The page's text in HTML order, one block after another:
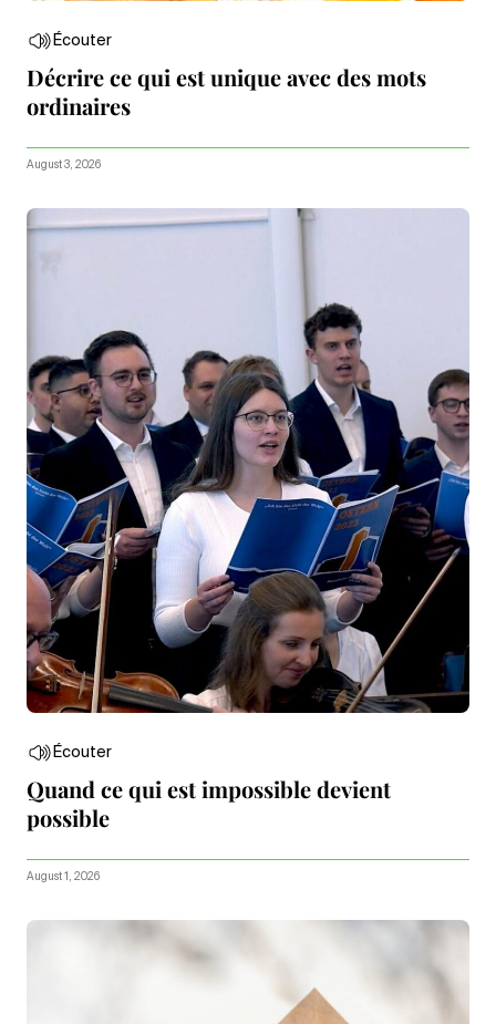
Écouter
Décrire ce qui est unique avec des mots
ordinaires
August 3, 2026
Écouter
Quand ce qui est impossible devient
possible
August 1, 2026